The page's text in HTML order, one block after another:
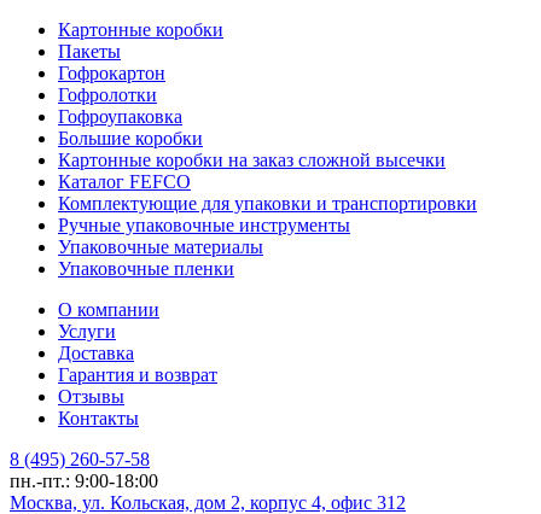
Картонные коробки
Пакеты
Гофрокартон
Гофролотки
Гофроупаковка
Большие коробки
Картонные коробки на заказ сложной высечки
Каталог FEFCO
Комплектующие для упаковки и транспортировки
Ручные упаковочные инструменты
Упаковочные материалы
Упаковочные пленки
О компании
Услуги
Доставка
Гарантия и возврат
Отзывы
Контакты
8 (495) 260-57-58
пн.-пт.: 9:00-18:00
Москва, ул. Кольская, дом 2, корпус 4, офис 312